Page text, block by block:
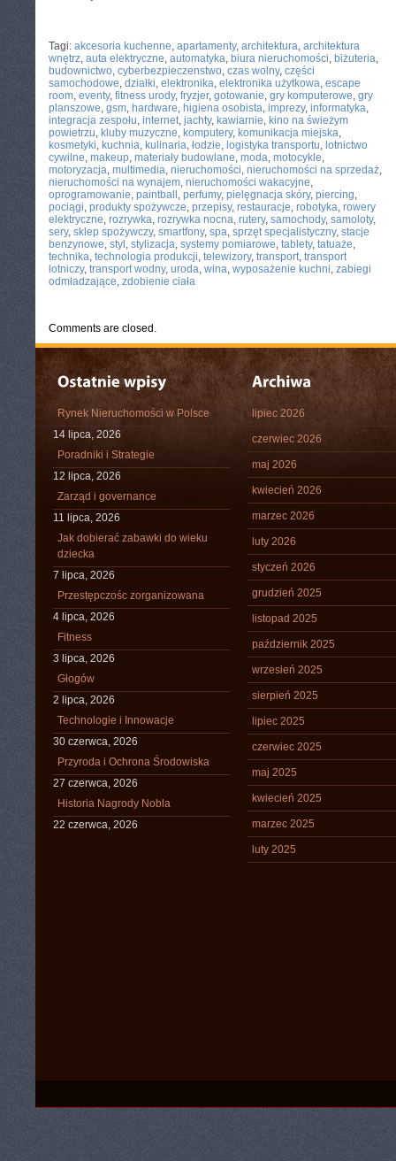
Tagi: akcesoria kuchenne, apartamenty, architektura, architektura
wnętrz, auta elektryczne, automatyka, biura nieruchomości, biżuteria,
budownictwo, cyberbezpieczenstwo, czas wolny, części
samochodowe, działki, elektronika, elektronika użytkowa, escape
room, eventy, fitness urody, fryzjer, gotowanie, gry komputerowe, gry
planszowe, gsm, hardware, higiena osobista, imprezy, informatyka,
integracja zespołu, internet, jachty, kawiarnie, kino na świeżym
powietrzu, kluby muzyczne, komputery, komunikacja miejska,
kosmetyki, kuchnia, kulinaria, łodzie, logistyka transportu, lotnictwo
cywilne, makeup, materiały budowlane, moda, motocykle,
motoryzacja, multimedia, nieruchomości, nieruchomości na sprzedaż,
nieruchomości na wynajem, nieruchomości wakacyjne,
oprogramowanie, paintball , perfumy, pielęgnacja skóry, piercing,
pociągi, produkty spożywcze, przepisy, restauracje, robotyka, rowery
elektryczne, rozrywka, rozrywka nocna, rutery, samochody, samoloty,
sery, sklep spożywczy, smartfony, spa, sprzęt specjalistyczny, stacje
benzynowe, styl , stylizacja, systemy pomiarowe, tablety, tatuaże,
technika, technologia produkcji, telewizory, transport, transport
lotniczy, transport wodny, uroda, wina, wyposażenie kuchni, zabiegi
odmładzające, zdobienie ciała
Comments are closed.
Rynek Nieruchomości w Polsce
14 lipca, 2026
Poradniki i Strategie
12 lipca, 2026
Zarząd i governance
11 lipca, 2026
Jak dobierać zabawki do wieku
dziecka
7 lipca, 2026
Przestępczośc zorganizowana
4 lipca, 2026
Fitness
3 lipca, 2026
Głogów
2 lipca, 2026
Technologie i Innowacje
30 czerwca, 2026
Przyroda i Ochrona Środowiska
27 czerwca, 2026
Historia Nagrody Nobla
22 czerwca, 2026
lipiec 2026
czerwiec 2026
maj 2026
kwiecień 2026
marzec 2026
luty 2026
styczeń 2026
grudzień 2025
listopad 2025
październik 2025
wrzesień 2025
sierpień 2025
lipiec 2025
czerwiec 2025
maj 2025
kwiecień 2025
marzec 2025
luty 2025